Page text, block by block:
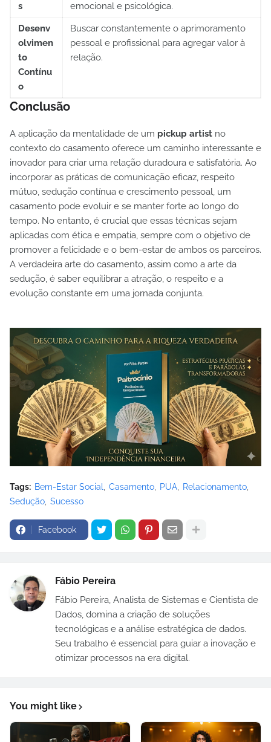
s
emocional e psicológica.
Desenv
olvimen
to
Contínu
o
Buscar constantemente o aprimoramento
pessoal e profissional para agregar valor à
relação.
Conclusão
A aplicação da mentalidade de um pickup artist no
contexto do casamento oferece um caminho interessante e
inovador para criar uma relação duradoura e satisfatória. Ao
incorporar as práticas de comunicação eficaz, respeito
mútuo, sedução contínua e crescimento pessoal, um
casamento pode evoluir e se manter forte ao longo do
tempo. No entanto, é crucial que essas técnicas sejam
aplicadas com ética e empatia, sempre com o objetivo de
promover a felicidade e o bem-estar de ambos os parceiros.
A verdadeira arte do casamento, assim como a arte da
sedução, é saber equilibrar a atração, o respeito e a
evolução constante em uma jornada conjunta.
Tags: Bem-Estar Social Casamento PUA
Relacionamento
Sedução Sucesso
Facebook
Fábio Pereira
Fábio Pereira, Analista de Sistemas e Cientista de
Dados, domina a criação de soluções
tecnológicas e a análise estratégica de dados.
Seu trabalho é essencial para guiar a inovação e
otimizar processos na era digital.
You might like